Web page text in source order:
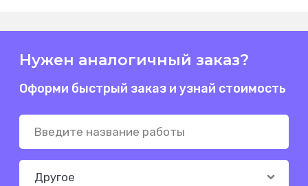
Нужен аналогичный заказ?
Оформи быстрый заказ и узнай стоимость